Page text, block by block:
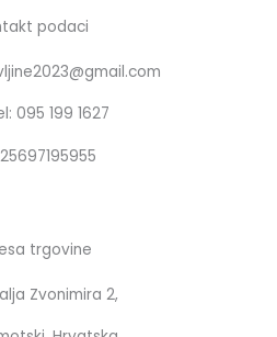
b
o
o
k
a
r
a
m
podaci
095 199 1627
trgovine
Zvonimira 2,